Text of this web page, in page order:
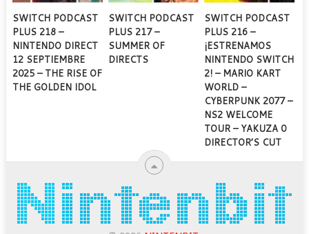
SWITCH PODCAST
PLUS 218 –
NINTENDO DIRECT
12 SEPTIEMBRE
2025 – THE RISE OF
THE GOLDEN IDOL
SWITCH PODCAST
PLUS 217 –
SUMMER OF
DIRECTS
SWITCH PODCAST
PLUS 216 –
¡ESTRENAMOS
NINTENDO SWITCH
2! – MARIO KART
WORLD –
CYBERPUNK 2077 –
NS2 WELCOME
TOUR – YAKUZA 0
DIRECTOR’S CUT